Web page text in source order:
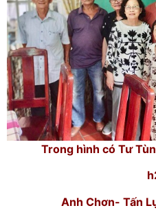
Trong hình có Tư
Anh Chơn- Tấn